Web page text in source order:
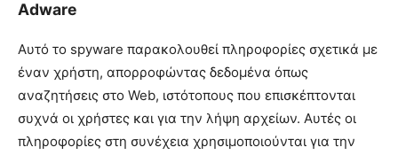
Adware
Αυτό το spyware παρακολουθεί πληροφορίες σχετικά με
έναν χρήστη, απορροφώντας δεδομένα όπως
αναζητήσεις στο Web, ιστότοπους που επισκέπτονται
συχνά οι χρήστες και για την λήψη αρχείων. Αυτές οι
πληροφορίες στη συνέχεια χρησιμοποιούνται για την